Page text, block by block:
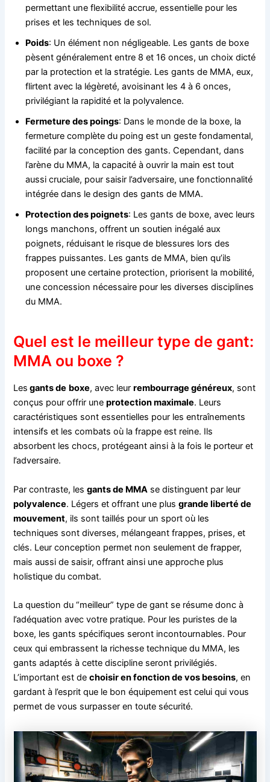
permettant une flexibilité accrue, essentielle pour les
prises et les techniques de sol.
Poids: Un élément non négligeable. Les gants de boxe
pèsent généralement entre 8 et 16 onces, un choix dicté
par la protection et la stratégie. Les gants de MMA, eux,
flirtent avec la légèreté, avoisinant les 4 à 6 onces,
privilégiant la rapidité et la polyvalence.
Fermeture des poings: Dans le monde de la boxe, la
fermeture complète du poing est un geste fondamental,
facilité par la conception des gants. Cependant, dans
l’arène du MMA, la capacité à ouvrir la main est tout
aussi cruciale, pour saisir l’adversaire, une fonctionnalité
intégrée dans le design des gants de MMA.
Protection des poignets: Les gants de boxe, avec leurs
longs manchons, offrent un soutien inégalé aux
poignets, réduisant le risque de blessures lors des
frappes puissantes. Les gants de MMA, bien qu’ils
proposent une certaine protection, priorisent la mobilité,
une concession nécessaire pour les diverses disciplines
du MMA.
Quel est le meilleur type de gant:
MMA ou boxe ?
Les gants de boxe, avec leurrembourrage généreux, sont
conçus pour offrir uneprotection maximale. Leurs
caractéristiques sont essentielles pour les entraînements
intensifs et les combats où la frappe est reine. Ils
absorbent les chocs, protégeant ainsi à la fois le porteur et
l’adversaire.
Par contraste, lesgants de MMA se distinguent par leur
polyvalence. Légers et offrant une plusgrande liberté de
mouvement, ils sont taillés pour un sport où les
techniques sont diverses, mélangeant frappes, prises, et
clés. Leur conception permet non seulement de frapper,
mais aussi de saisir, offrant ainsi une approche plus
holistique du combat.
La question du “meilleur” type de gant se résume donc à
l’adéquation avec votre pratique. Pour les puristes de la
boxe, les gants spécifiques seront incontournables. Pour
ceux qui embrassent la richesse technique du MMA, les
gants adaptés à cette discipline seront privilégiés.
L’important est dechoisir en fonction de vos besoins, en
gardant à l’esprit que le bon équipement est celui qui vous
permet de vous surpasser en toute sécurité.